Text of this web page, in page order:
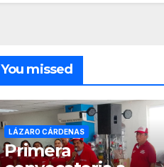
You missed
LÁZARO CÁRDENAS
Primera